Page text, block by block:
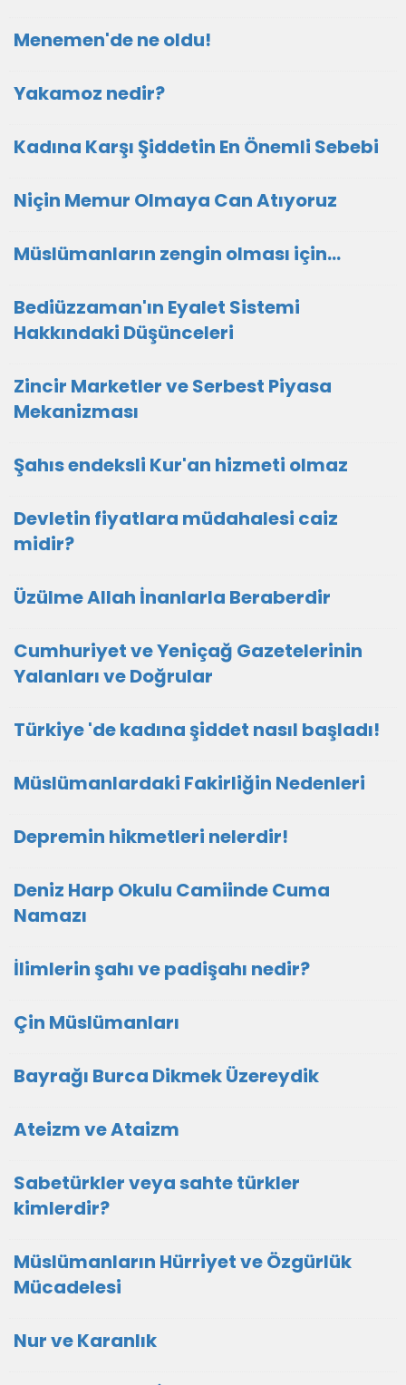
Menemen'de ne oldu!
Yakamoz nedir?
Kadına Karşı Şiddetin En Önemli Sebebi
Niçin Memur Olmaya Can Atıyoruz
Müslümanların zengin olması için...
Bediüzzaman'ın Eyalet Sistemi
Hakkındaki Düşünceleri
Zincir Marketler ve Serbest Piyasa
Mekanizması
Şahıs endeksli Kur'an hizmeti olmaz
Devletin fiyatlara müdahalesi caiz
midir?
Üzülme Allah İnanlarla Beraberdir
Cumhuriyet ve Yeniçağ Gazetelerinin
Yalanları ve Doğrular
Türkiye 'de kadına şiddet nasıl başladı!
Müslümanlardaki Fakirliğin Nedenleri
Depremin hikmetleri nelerdir!
Deniz Harp Okulu Camiinde Cuma
Namazı
İlimlerin şahı ve padişahı nedir?
Çin Müslümanları
Bayrağı Burca Dikmek Üzereydik
Ateizm ve Ataizm
Sabetürkler veya sahte türkler
kimlerdir?
Müslümanların Hürriyet ve Özgürlük
Mücadelesi
Nur ve Karanlık